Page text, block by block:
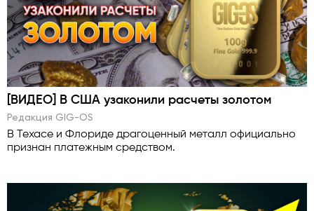
[ВИДЕО] В США узаконили расчеты золотом
Редакция GlG-OS
В Техасе и Флориде драгоценный металл официально
признан платежным средством.